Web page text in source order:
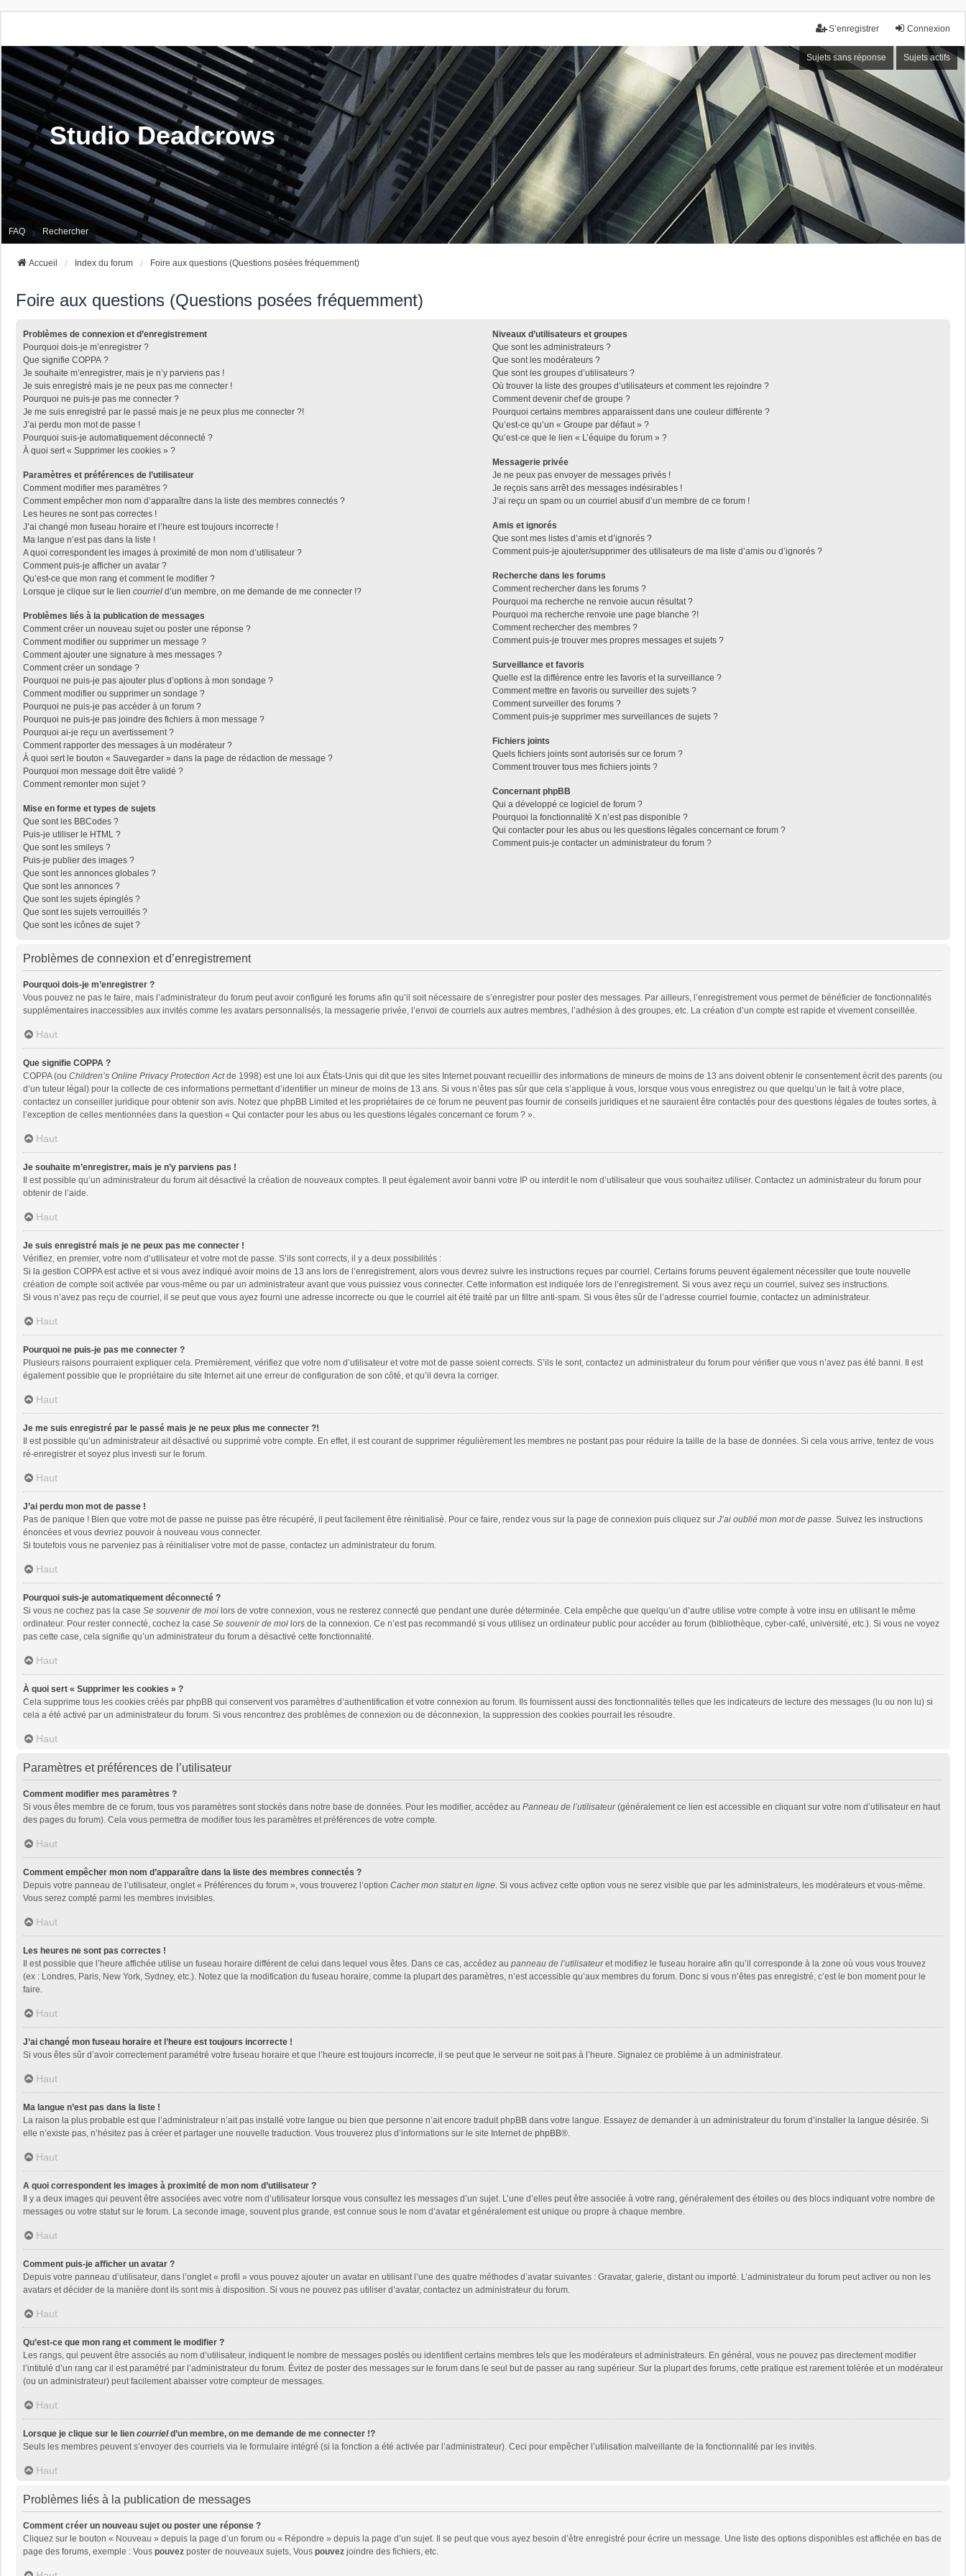
Connexion
S’enregistrer
Sujets sans réponse Sujets actifs
Studio Deadcrows
FAQ Rechercher
Accueil Index du forum Foire aux questions (Questions posées fréquemment)
Foire aux questions (Questions posées fréquemment)
Problèmes de connexion et d’enregistrement
Pourquoi dois-je m’enregistrer ?
Que signifie COPPA ?
Je souhaite m’enregistrer, mais je n’y parviens pas !
Je suis enregistré mais je ne peux pas me connecter !
Pourquoi ne puis-je pas me connecter ?
Je me suis enregistré par le passé mais je ne peux plus me connecter ?!
J’ai perdu mon mot de passe !
Pourquoi suis-je automatiquement déconnecté ?
À quoi sert « Supprimer les cookies » ?
Paramètres et préférences de l’utilisateur
Comment modifier mes paramètres ?
Comment empêcher mon nom d’apparaître dans la liste des membres connectés ?
Les heures ne sont pas correctes !
J’ai changé mon fuseau horaire et l’heure est toujours incorrecte !
Ma langue n’est pas dans la liste !
A quoi correspondent les images à proximité de mon nom d’utilisateur ?
Comment puis-je afficher un avatar ?
Qu’est-ce que mon rang et comment le modifier ?
Lorsque je clique sur le lien courriel d’un membre, on me demande de me connecter !?
Problèmes liés à la publication de messages
Comment créer un nouveau sujet ou poster une réponse ?
Comment modifier ou supprimer un message ?
Comment ajouter une signature à mes messages ?
Comment créer un sondage ?
Pourquoi ne puis-je pas ajouter plus d’options à mon sondage ?
Comment modifier ou supprimer un sondage ?
Pourquoi ne puis-je pas accéder à un forum ?
Pourquoi ne puis-je pas joindre des fichiers à mon message ?
Pourquoi ai-je reçu un avertissement ?
Comment rapporter des messages à un modérateur ?
À quoi sert le bouton « Sauvegarder » dans la page de rédaction de message ?
Pourquoi mon message doit être validé ?
Comment remonter mon sujet ?
Mise en forme et types de sujets
Que sont les BBCodes ?
Puis-je utiliser le HTML ?
Que sont les smileys ?
Puis-je publier des images ?
Que sont les annonces globales ?
Que sont les annonces ?
Que sont les sujets épinglés ?
Que sont les sujets verrouillés ?
Que sont les icônes de sujet ?
Niveaux d’utilisateurs et groupes
Que sont les administrateurs ?
Que sont les modérateurs ?
Que sont les groupes d’utilisateurs ?
Où trouver la liste des groupes d’utilisateurs et comment les rejoindre ?
Comment devenir chef de groupe ?
Pourquoi certains membres apparaissent dans une couleur différente ?
Qu’est-ce qu’un « Groupe par défaut » ?
Qu’est-ce que le lien « L’équipe du forum » ?
Messagerie privée
Je ne peux pas envoyer de messages privés !
Je reçois sans arrêt des messages indésirables !
J’ai reçu un spam ou un courriel abusif d’un membre de ce forum !
Amis et ignorés
Que sont mes listes d’amis et d’ignorés ?
Comment puis-je ajouter/supprimer des utilisateurs de ma liste d’amis ou d’ignorés ?
Recherche dans les forums
Comment rechercher dans les forums ?
Pourquoi ma recherche ne renvoie aucun résultat ?
Pourquoi ma recherche renvoie une page blanche ?!
Comment rechercher des membres ?
Comment puis-je trouver mes propres messages et sujets ?
Surveillance et favoris
Quelle est la différence entre les favoris et la surveillance ?
Comment mettre en favoris ou surveiller des sujets ?
Comment surveiller des forums ?
Comment puis-je supprimer mes surveillances de sujets ?
Fichiers joints
Quels fichiers joints sont autorisés sur ce forum ?
Comment trouver tous mes fichiers joints ?
Concernant phpBB
Qui a développé ce logiciel de forum ?
Pourquoi la fonctionnalité X n’est pas disponible ?
Qui contacter pour les abus ou les questions légales concernant ce forum ?
Comment puis-je contacter un administrateur du forum ?
Problèmes de connexion et d’enregistrement
Pourquoi dois-je m’enregistrer ?
Vous pouvez ne pas le faire, mais l’administrateur du forum peut avoir configuré les forums afin qu’il soit nécessaire de s’enregistrer pour poster des messages. Par ailleurs, l’enregistrement vous permet de bénéficier de fonctionnalités
supplémentaires inaccessibles aux invités comme les avatars personnalisés, la messagerie privée, l’envoi de courriels aux autres membres, l’adhésion à des groupes, etc. La création d’un compte est rapide et vivement conseillée.
Haut
Que signifie COPPA ?
COPPA (ou Children’s Online Privacy Protection Actde 1998) est une loi aux États-Unis qui dit que les sites Internet pouvant recueillir des informations de mineurs de moins de 13 ans doivent obtenir le consentement écrit des parents (ou
d’un tuteur légal) pour la collecte de ces informations permettant d’identifier un mineur de moins de 13 ans. Si vous n’êtes pas sûr que cela s’applique à vous, lorsque vous vous enregistrez ou que quelqu’un le fait à votre place,
contactez un conseiller juridique pour obtenir son avis. Notez que phpBB Limited et les propriétaires de ce forum ne peuvent pas fournir de conseils juridiques et ne sauraient être contactés pour des questions légales de toutes sortes, à
l’exception de celles mentionnées dans la question « Qui contacter pour les abus ou les questions légales concernant ce forum ? ».
Haut
Je souhaite m’enregistrer, mais je n’y parviens pas !
Il est possible qu’un administrateur du forum ait désactivé la création de nouveaux comptes. Il peut également avoir banni votre IP ou interdit le nom d’utilisateur que vous souhaitez utiliser. Contactez un administrateur du forum pour
obtenir de l’aide.
Haut
Je suis enregistré mais je ne peux pas me connecter !
Vérifiez, en premier, votre nom d’utilisateur et votre mot de passe. S’ils sont corrects, il y a deux possibilités :
Si la gestion COPPA est active et si vous avez indiqué avoir moins de 13 ans lors de l’enregistrement, alors vous devrez suivre les instructions reçues par courriel. Certains forums peuvent également nécessiter que toute nouvelle
création de compte soit activée par vous-même ou par un administrateur avant que vous puissiez vous connecter. Cette information est indiquée lors de l’enregistrement. Si vous avez reçu un courriel, suivez ses instructions.
Si vous n’avez pas reçu de courriel, il se peut que vous ayez fourni une adresse incorrecte ou que le courriel ait été traité par un filtre anti-spam. Si vous êtes sûr de l’adresse courriel fournie, contactez un administrateur.
Haut
Pourquoi ne puis-je pas me connecter ?
Plusieurs raisons pourraient expliquer cela. Premièrement, vérifiez que votre nom d’utilisateur et votre mot de passe soient corrects. S’ils le sont, contactez un administrateur du forum pour vérifier que vous n’avez pas été banni. Il est
également possible que le propriétaire du site Internet ait une erreur de configuration de son côté, et qu’il devra la corriger.
Haut
Je me suis enregistré par le passé mais je ne peux plus me connecter ?!
Il est possible qu’un administrateur ait désactivé ou supprimé votre compte. En effet, il est courant de supprimer régulièrement les membres ne postant pas pour réduire la taille de la base de données. Si cela vous arrive, tentez de vous
ré-enregistrer et soyez plus investi sur le forum.
Haut
J’ai perdu mon mot de passe !
Pas de panique ! Bien que votre mot de passe ne puisse pas être récupéré, il peut facilement être réinitialisé. Pour ce faire, rendez vous sur la page de connexion puis cliquez sur J’ai oublié mon mot de passe. Suivez les instructions
énoncées et vous devriez pouvoir à nouveau vous connecter.
Si toutefois vous ne parveniez pas à réinitialiser votre mot de passe, contactez un administrateur du forum.
Haut
Pourquoi suis-je automatiquement déconnecté ?
Si vous ne cochez pas la case Se souvenir de moi lors de votre connexion, vous ne resterez connecté que pendant une durée déterminée. Cela empêche que quelqu’un d’autre utilise votre compte à votre insu en utilisant le même
ordinateur. Pour rester connecté, cochez la case Se souvenir de moi lors de la connexion. Ce n’est pas recommandé si vous utilisez un ordinateur public pour accéder au forum (bibliothèque, cyber-café, université, etc.). Si vous ne voyez
pas cette case, cela signifie qu’un administrateur du forum a désactivé cette fonctionnalité.
Haut
À quoi sert « Supprimer les cookies » ?
Cela supprime tous les cookies créés par phpBB qui conservent vos paramètres d’authentification et votre connexion au forum. Ils fournissent aussi des fonctionnalités telles que les indicateurs de lecture des messages (lu ou non lu) si
cela a été activé par un administrateur du forum. Si vous rencontrez des problèmes de connexion ou de déconnexion, la suppression des cookies pourrait les résoudre.
Haut
Paramètres et préférences de l’utilisateur
Comment modifier mes paramètres ?
Si vous êtes membre de ce forum, tous vos paramètres sont stockés dans notre base de données. Pour les modifier, accédez au Panneau de l’utilisateur(généralement ce lien est accessible en cliquant sur votre nom d’utilisateur en haut
des pages du forum). Cela vous permettra de modifier tous les paramètres et préférences de votre compte.
Haut
Comment empêcher mon nom d’apparaître dans la liste des membres connectés ?
Depuis votre panneau de l’utilisateur, onglet « Préférences du forum », vous trouverez l’option Cacher mon statut en ligne. Si vous activez cette option vous ne serez visible que par les administrateurs, les modérateurs et vous-même.
Vous serez compté parmi les membres invisibles.
Haut
Les heures ne sont pas correctes !
Il est possible que l’heure affichée utilise un fuseau horaire différent de celui dans lequel vous êtes. Dans ce cas, accédez au panneau de l’utilisateuret modifiez le fuseau horaire afin qu’il corresponde à la zone où vous vous trouvez
(ex : Londres, Paris, New York, Sydney, etc.). Notez que la modification du fuseau horaire, comme la plupart des paramètres, n’est accessible qu’aux membres du forum. Donc si vous n’êtes pas enregistré, c’est le bon moment pour le
faire.
Haut
J’ai changé mon fuseau horaire et l’heure est toujours incorrecte !
Si vous êtes sûr d’avoir correctement paramétré votre fuseau horaire et que l’heure est toujours incorrecte, il se peut que le serveur ne soit pas à l’heure. Signalez ce problème à un administrateur.
Haut
Ma langue n’est pas dans la liste !
La raison la plus probable est que l’administrateur n’ait pas installé votre langue ou bien que personne n’ait encore traduit phpBB dans votre langue. Essayez de demander à un administrateur du forum d’installer la langue désirée. Si
elle n’existe pas, n’hésitez pas à créer et partager une nouvelle traduction. Vous trouverez plus d’informations sur le site Internet de phpBB®.
Haut
A quoi correspondent les images à proximité de mon nom d’utilisateur ?
Il y a deux images qui peuvent être associées avec votre nom d’utilisateur lorsque vous consultez les messages d’un sujet. L’une d’elles peut être associée à votre rang, généralement des étoiles ou des blocs indiquant votre nombre de
messages ou votre statut sur le forum. La seconde image, souvent plus grande, est connue sous le nom d’avatar et généralement est unique ou propre à chaque membre.
Haut
Comment puis-je afficher un avatar ?
Depuis votre panneau d’utilisateur, dans l’onglet « profil » vous pouvez ajouter un avatar en utilisant l’une des quatre méthodes d’avatar suivantes : Gravatar, galerie, distant ou importé. L’administrateur du forum peut activer ou non les
avatars et décider de la manière dont ils sont mis à disposition. Si vous ne pouvez pas utiliser d’avatar, contactez un administrateur du forum.
Haut
Qu’est-ce que mon rang et comment le modifier ?
Les rangs, qui peuvent être associés au nom d’utilisateur, indiquent le nombre de messages postés ou identifient certains membres tels que les modérateurs et administrateurs. En général, vous ne pouvez pas directement modifier
l’intitulé d’un rang car il est paramétré par l’administrateur du forum. Évitez de poster des messages sur le forum dans le seul but de passer au rang supérieur. Sur la plupart des forums, cette pratique est rarement tolérée et un modérateur
(ou un administrateur) peut facilement abaisser votre compteur de messages.
Haut
Lorsque je clique sur le lien courrield’un membre, on me demande de me connecter !?
Seuls les membres peuvent s’envoyer des courriels via le formulaire intégré (si la fonction a été activée par l’administrateur). Ceci pour empêcher l’utilisation malveillante de la fonctionnalité par les invités.
Haut
Problèmes liés à la publication de messages
Comment créer un nouveau sujet ou poster une réponse ?
Cliquez sur le bouton « Nouveau » depuis la page d’un forum ou « Répondre » depuis la page d’un sujet. Il se peut que vous ayez besoin d’être enregistré pour écrire un message. Une liste des options disponibles est affichée en bas de
page des forums, exemple : Vous pouvez poster de nouveaux sujets, Vous pouvez joindre des fichiers, etc.